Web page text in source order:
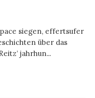
siegen, effertsufer
über das
jahrhun...